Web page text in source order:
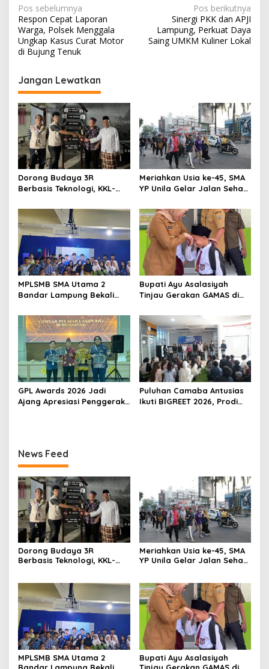
N
a
v
i
g
a
s
i
p
o
s
Pos sebelumnya
Respon Cepat Laporan
Warga, Polsek Menggala
Ungkap Kasus Curat Motor
di Bujung Tenuk
Pos berikutnya
Sinergi PKK dan APJI
Lampung, Perkuat Daya
Saing UMKM Kuliner Lokal
Jangan Lewatkan
Dorong Budaya 3R
Berbasis Teknologi, KKL-
Kenalkan AI Barcode untuk
Edukasi Sampah
Meriahkan Usia ke-45, SMA
YP Unila Gelar Jalan Sehat
MPLSMB SMA Utama 2
Bandar Lampung Bekali
Jurnalistik, dan Etika
Bermedia Sosial
Bupati Ayu Asalasiyah
Tinjau Gerakan GAMAS di
GPL Awards 2026 Jadi
Ajang Apresiasi Penggerak
Puluhan Camaba Antusias
Ikuti BIGREET 2026, Prodi
News Feed
Dorong Budaya 3R
Berbasis Teknologi, KKL-
Edukasi Sampah
Meriahkan Usia ke-45, SMA
YP Unila Gelar Jalan Sehat
MPLSMB SMA Utama 2
Bupati Ayu Asalasiyah